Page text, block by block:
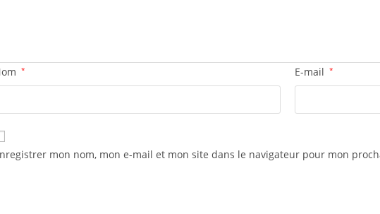
* E-mail *
mon nom, mon e-mail et mon site dans le navigateur pour mon